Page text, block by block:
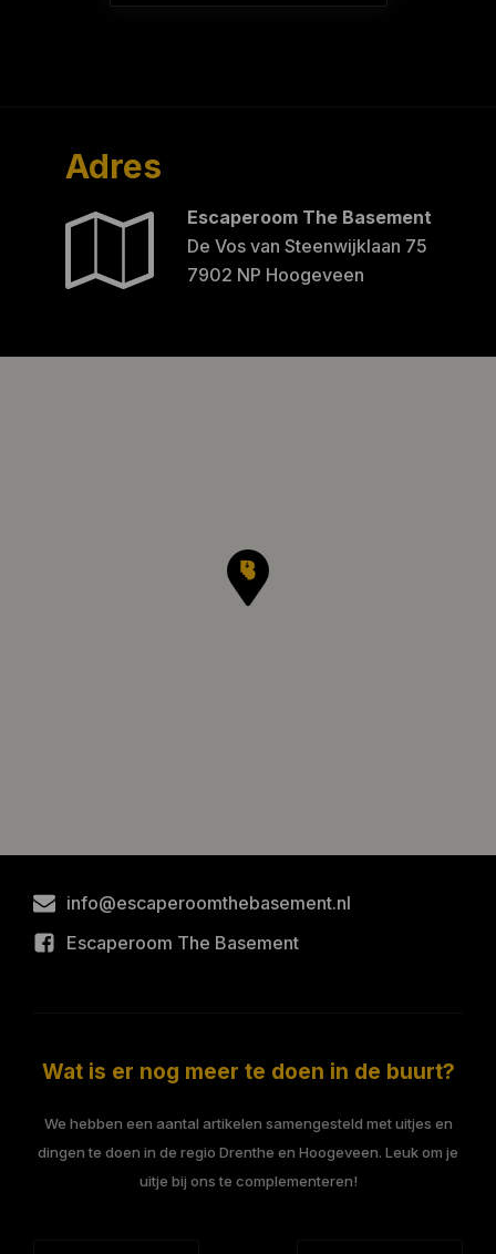
Adres
Escaperoom The Basement
De Vos van Steenwijklaan 75
7902 NP Hoogeveen
info@escaperoomthebasement.nl
Escaperoom The Basement
Wat is er nog meer te doen in de buurt?
We hebben een aantal artikelen samengesteld met uitjes en
dingen te doen in de regio Drenthe en Hoogeveen. Leuk om je
uitje bij ons te complementeren!